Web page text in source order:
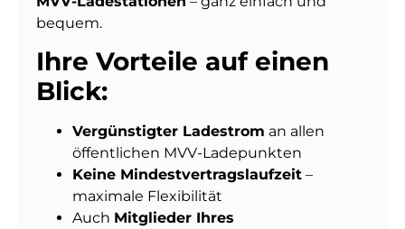
bequem.
Ihre Vorteile auf einen
Blick:
Vergünstigter Ladestrom an allen
öffentlichen MVV-Ladepunkten
Keine Mindestvertragslaufzeit –
maximale Flexibilität
Auch Mitglieder Ihres